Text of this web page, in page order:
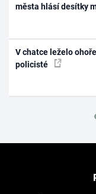
města hlásí desítky
V chatce leželo
policisté